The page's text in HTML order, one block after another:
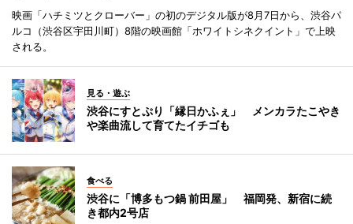
映画「ハチミツとクローバー」の初のデジタル版が8月7日から、渋谷パ
ルコ（渋谷区宇田川町）8階の映画館「ホワイトシネクイント」で上映
される。
見る・遊ぶ
渋谷にすとぷり「縁日かふぇ」 メンカラたこやき
や楽曲流して育てたイチゴも
食べる
渋谷に「博多もつ鍋 前田屋」 福岡発、新宿に続
き都内2号店